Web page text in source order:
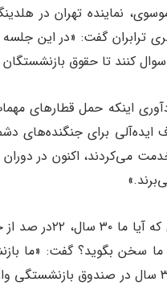
نماینده تهران در
ترابران گفت: «در این
کنند تا حقوق بازنشستگان
اینکه حمل قطارهای
ایده‌آلی برای
می‌کردند، اکنون در
عضو کانون
ما سخن بگوید؟ گفت: «ما
نگهبان می‌خواهیم که به ما پاسخ دهند پولی که ۳۰